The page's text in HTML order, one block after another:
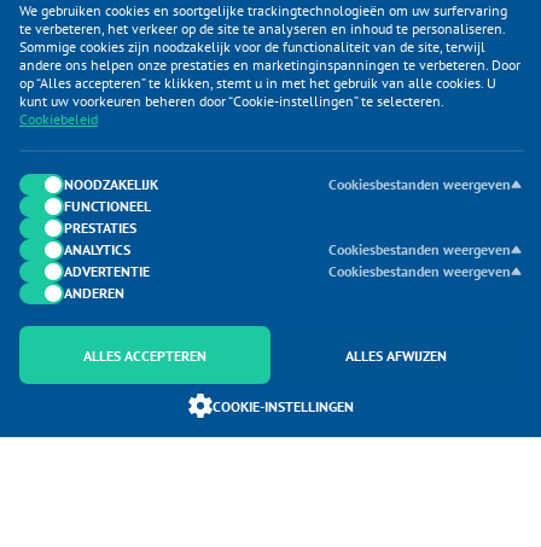
KLANTENSERVICE
CATEGORIEËN
DUIJVELAAR E-COMMERCE
CONTACTEN
Onderdeel van Duijvelaar E-commerce
SoloMono.net
We gebruiken cookies en soortgelijke trackingtechnologieën om uw surfervaring
te verbeteren, het verkeer op de site te analyseren en inhoud te personaliseren.
Sommige cookies zijn noodzakelijk voor de functionaliteit van de site, terwijl
andere ons helpen onze prestaties en marketinginspanningen te verbeteren. Door
op “Alles accepteren” te klikken, stemt u in met het gebruik van alle cookies. U
kunt uw voorkeuren beheren door “Cookie-instellingen” te selecteren.
Cookiebeleid
NOODZAKELIJK
Cookiesbestanden weergeven
FUNCTIONEEL
PRESTATIES
ANALYTICS
Cookiesbestanden weergeven
ADVERTENTIE
Cookiesbestanden weergeven
ANDEREN
ALLES ACCEPTEREN ALLES AFWIJZEN
COOKIE-INSTELLINGEN